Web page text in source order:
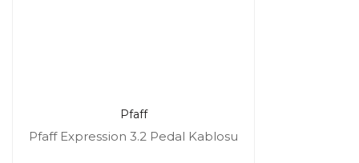
Pfaff
Pfaff Expression 3.2 Pedal Kablosu